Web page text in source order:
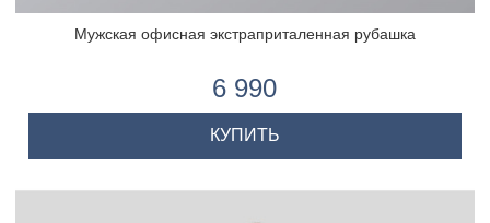
Мужская офисная экстраприталенная рубашка
6 990
КУПИТЬ